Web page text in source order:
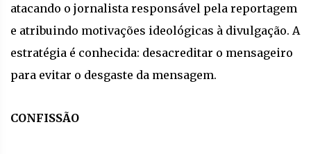
atacando o jornalista responsável pela reportagem
e atribuindo motivações ideológicas à divulgação. A
estratégia é conhecida: desacreditar o mensageiro
para evitar o desgaste da mensagem.
CONFISSÃO